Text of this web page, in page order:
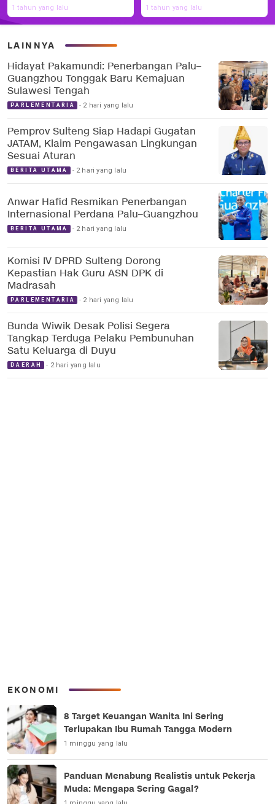
1 tahun yang lalu 1 tahun yang lalu
LAINNYA
Hidayat Pakamundi: Penerbangan Palu–
Guangzhou Tonggak Baru Kemajuan
Sulawesi Tengah
PARLEMENTARIA 2 hari yang lalu
Pemprov Sulteng Siap Hadapi Gugatan
JATAM, Klaim Pengawasan Lingkungan
Sesuai Aturan
BERITA UTAMA 2 hari yang lalu
Anwar Hafid Resmikan Penerbangan
Internasional Perdana Palu–Guangzhou
BERITA UTAMA 2 hari yang lalu
Komisi IV DPRD Sulteng Dorong
Kepastian Hak Guru ASN DPK di
Madrasah
PARLEMENTARIA 2 hari yang lalu
Bunda Wiwik Desak Polisi Segera
Tangkap Terduga Pelaku Pembunuhan
Satu Keluarga di Duyu
DAERAH 2 hari yang lalu
EKONOMI
8 Target Keuangan Wanita Ini Sering
Terlupakan Ibu Rumah Tangga Modern
1 minggu yang lalu
Panduan Menabung Realistis untuk Pekerja
Muda: Mengapa Sering Gagal?